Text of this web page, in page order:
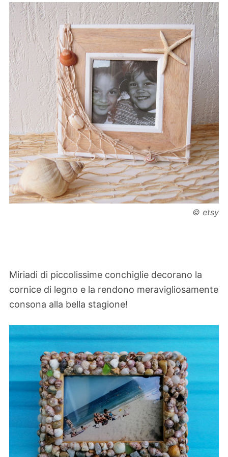
© etsy
Miriadi di piccolissime conchiglie decorano la
cornice di legno e la rendono meravigliosamente
consona alla bella stagione!